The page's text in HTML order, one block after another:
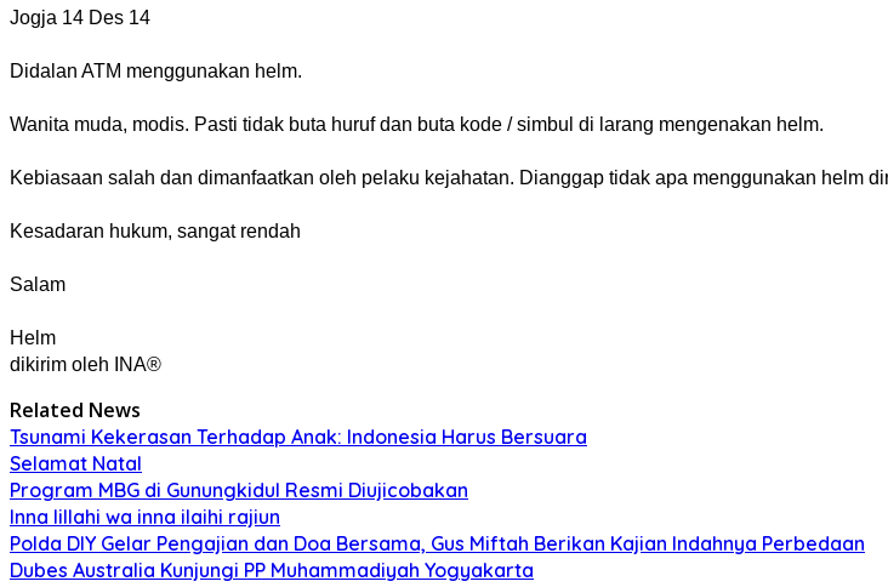
Jogja 14 Des 14
Didalan ATM menggunakan helm.
Wanita muda, modis. Pasti tidak buta huruf dan buta kode / simbul di larang mengenakan helm.
Kebiasaan salah dan dimanfaatkan oleh pelaku kejahatan. Dianggap tidak apa menggunakan helm
Kesadaran hukum, sangat rendah
Salam
Helm
dikirim oleh INA®
Related News
Tsunami Kekerasan Terhadap Anak: Indonesia Harus Bersuara
Selamat Natal
Program MBG di Gunungkidul Resmi Diujicobakan
Inna lillahi wa inna ilaihi rajiun
Polda DIY Gelar Pengajian dan Doa Bersama, Gus Miftah Berikan Kajian Indahnya Perbedaan
Dubes Australia Kunjungi PP Muhammadiyah Yogyakarta